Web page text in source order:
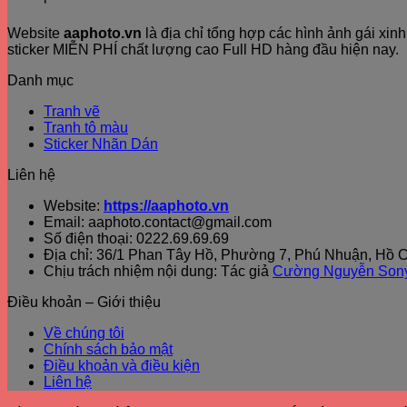
Website aaphoto.vn là địa chỉ tổng hợp các hình ảnh gái
sticker MIỄN PHÍ chất lượng cao Full HD hàng đầu hiện nay.
Danh mục
Tranh vẽ
Tranh tô màu
Sticker Nhãn Dán
Liên hệ
Website: https://aaphoto.vn
Email: aaphoto.contact@gmail.com
Số điện thoại: 0222.69.69.69
Địa chỉ: 36/1 Phan Tây Hồ, Phường 7, Phú Nhuận, Hồ
Chịu trách nhiệm nội dung: Tác giả Cường Nguyễn
Điều khoản – Giới thiệu
Về chúng tôi
Chính sách bảo mật
Điều khoản và điều kiện
Liên hệ